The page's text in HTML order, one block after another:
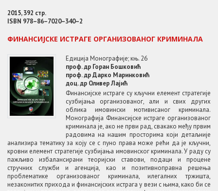
2015, 392 стр.
ISBN 978–86–7020–340–2
ФИНАНСИЈСКЕ ИСТРАГЕ ОРГАНИЗОВАНОГ КРИМИНАЛА
Едиција Монографије; књ. 26
проф. др Горан Бошковић
проф. др Дарко Маринковић
доц. др Оливер Лајић
Финансијске истраге су кључни елемент стратегије
сузбијања организованог, али и свих других
облика имовински мотивисаног криминала.
Монографија Финансијске истраге организованог
криминала је, ако не први рад, свакако међу првим
радовима на нашим просторима који детаљније
анализира тематику за коју се с пуно права може рећи да је кључни,
кровни елемент стратегије сузбијања имовинског криминала. У раду су
пажљиво избалансирани теоријски ставови, подаци и процене
стручних служби и агенција, као и позитивноправна решења
проблематике организованог криминала, илегалних тржишта,
незаконитих прихода и финансијских истрага у вези с њима, како би се